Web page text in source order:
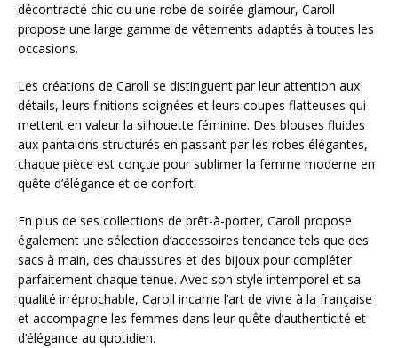
décontracté chic ou une robe de soirée glamour, Caroll
propose une large gamme de vêtements adaptés à toutes les
occasions.
Les créations de Caroll se distinguent par leur attention aux
détails, leurs finitions soignées et leurs coupes flatteuses qui
mettent en valeur la silhouette féminine. Des blouses fluides
aux pantalons structurés en passant par les robes élégantes,
chaque pièce est conçue pour sublimer la femme moderne en
quête d’élégance et de confort.
En plus de ses collections de prêt-à-porter, Caroll propose
également une sélection d’accessoires tendance tels que des
sacs à main, des chaussures et des bijoux pour compléter
parfaitement chaque tenue. Avec son style intemporel et sa
qualité irréprochable, Caroll incarne l’art de vivre à la française
et accompagne les femmes dans leur quête d’authenticité et
d’élégance au quotidien.